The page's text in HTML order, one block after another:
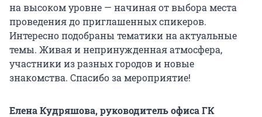
на высоком уровне — начиная от выбора места
проведения до приглашенных спикеров.
Интересно подобраны тематики на актуальные
темы. Живая и непринужденная атмосфера,
участники из разных городов и новые
знакомства. Спасибо за мероприятие!
Елена Кудряшова, руководитель офиса ГК